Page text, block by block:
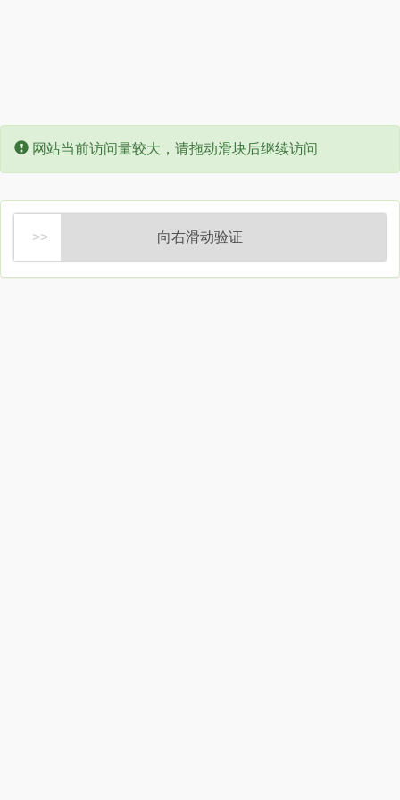
Error:
网站当前访问量较大，请拖动滑块后继续访问
向右滑动验证